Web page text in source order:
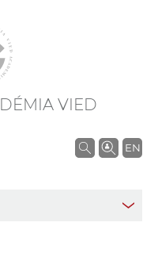
VIED
EN
V